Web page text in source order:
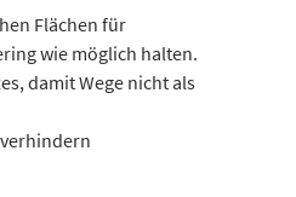
Flächen für
wie möglich halten.
damit Wege nicht als